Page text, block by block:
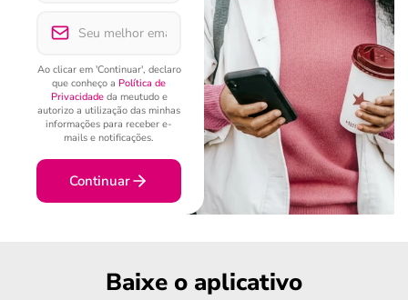
Ao clicar em 'Continuar', declaro
que conheço a Política de
Privacidadeda meutudo e
autorizo a utilização das minhas
informações para receber e-
mails e notificações.
Continuar
Baixe o aplicativo